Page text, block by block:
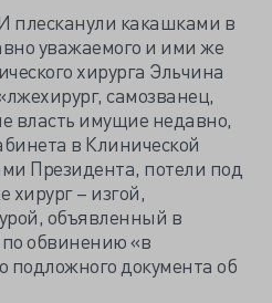
плесканули какашками в
уважаемого и ими же
хирурга Эльчина
самозванец,
власть имущие недавно,
в Клинической
Президента, потели под
хирург – изгой,
объявленный в
обвинению «в
подложного документа об